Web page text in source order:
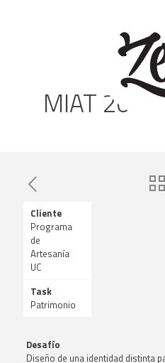
MIAT
Cliente
Programa
de
Artesanía
UC
Task
Patrimonio
Desafío
Diseño de una identidad distinta